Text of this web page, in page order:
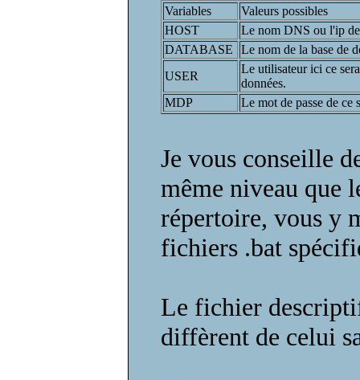
Variables
Valeurs possibles
HOST
Le nom DNS ou l'ip
DATABASE
Le nom de la base de
USER
Le utilisateur ici ce
données.
MDP
Le mot de passe de ce
Je vous conseille
même niveau que
répertoire, vous y
fichiers .bat
Le fichier
diffèrent de celui